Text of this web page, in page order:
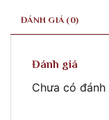
ĐÁNH GIÁ (0)
Đánh giá
Chưa có đánh